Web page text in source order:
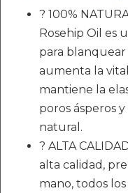
? 100%
Rosehip Oil es
para
aumenta la
mantiene la
poros ásperos
natural.
? ALTA
alta calidad,
mano, todos